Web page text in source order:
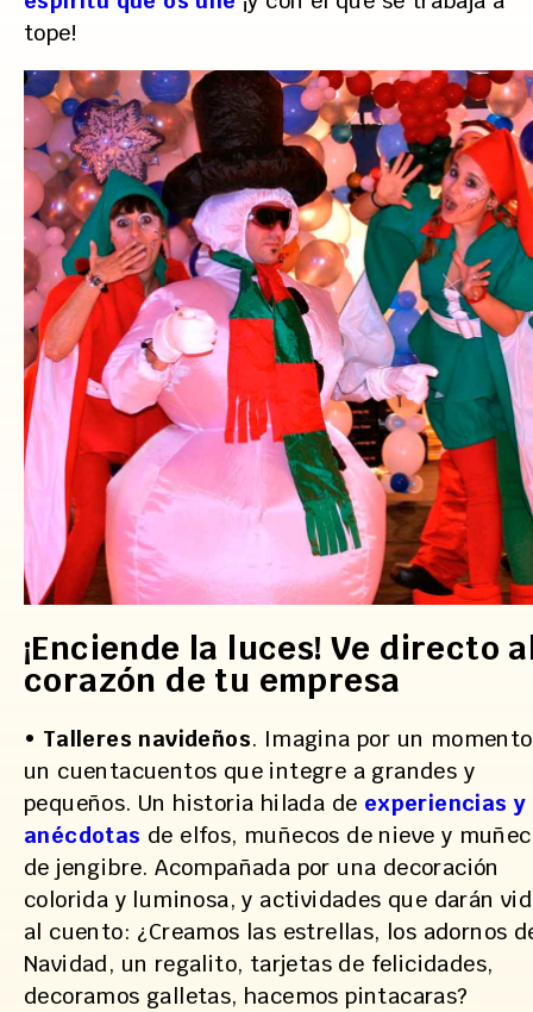
tope!
¡Enciende la luces! Ve directo
corazón de tu empresa
• Talleres navideños. Imagina por un momento
un cuentacuentos que integre a grandes y
pequeños. Un historia hilada de experiencias y
anécdotas de elfos, muñecos de nieve y
de jengibre. Acompañada por una decoración
colorida y luminosa, y actividades que darán
al cuento: ¿Creamos las estrellas, los adornos
Navidad, un regalito, tarjetas de felicidades,
decoramos galletas, hacemos pintacaras?